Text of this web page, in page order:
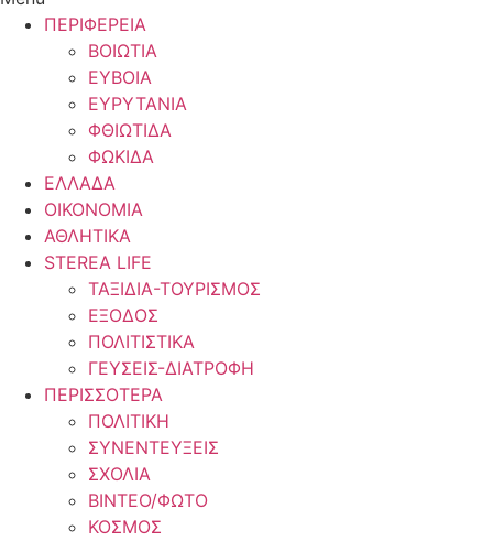
ΠΕΡΙΦΕΡΕΙΑ
ΒΟΙΩΤΙΑ
ΕΥΒΟΙΑ
ΕΥΡΥΤΑΝΙΑ
ΦΘΙΩΤΙΔΑ
ΦΩΚΙΔΑ
ΕΛΛΑΔΑ
ΟΙΚΟΝΟΜΙΑ
ΑΘΛΗΤΙΚΑ
STEREA LIFE
ΤΑΞΙΔΙΑ-ΤΟΥΡΙΣΜΟΣ
ΕΞΟΔΟΣ
ΠΟΛΙΤΙΣΤΙΚΑ
ΓΕΥΣΕΙΣ-ΔΙΑΤΡΟΦΗ
ΠΕΡΙΣΣΟΤΕΡΑ
ΠΟΛΙΤΙΚΗ
ΣΥΝΕΝΤΕΥΞΕΙΣ
ΣΧΟΛΙΑ
ΒΙΝΤΕΟ/ΦΩΤΟ
ΚΟΣΜΟΣ